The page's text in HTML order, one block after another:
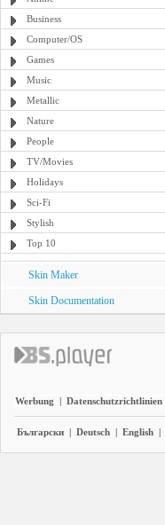
Business
Computer/OS
Games
Music
Metallic
Nature
People
TV/Movies
Holidays
Sci-Fi
Stylish
Top 10
Skin Maker
Skin Documentation
Werbung | Datenschutzrichtlinien
Български | Deutsch | English |